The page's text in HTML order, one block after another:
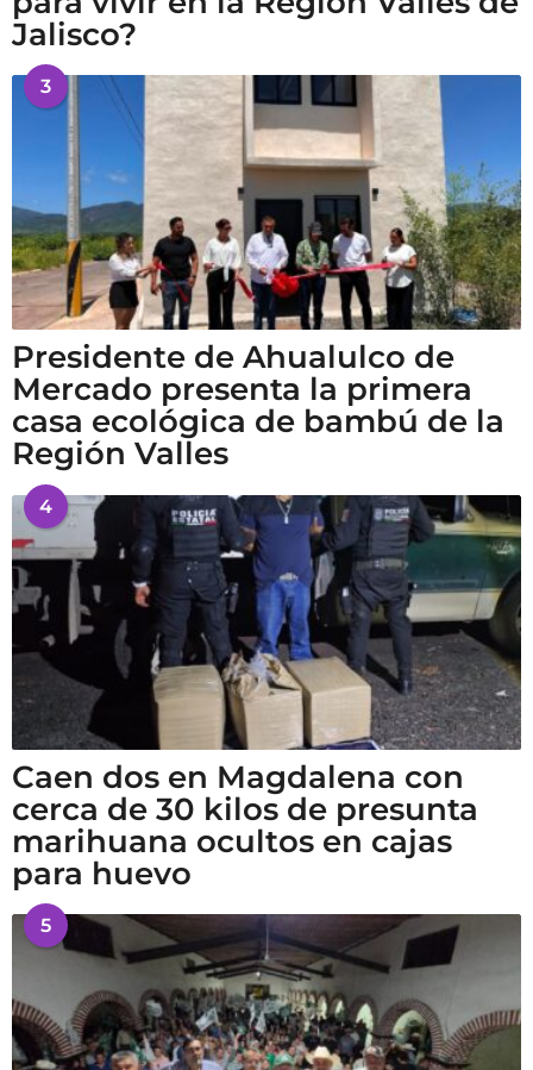
Jalisco?
3
Presidente de Ahualulco de
Mercado presenta la primera
casa ecológica de bambú de la
Región Valles
4
Caen dos en Magdalena con
cerca de 30 kilos de presunta
marihuana ocultos en cajas
para huevo
5